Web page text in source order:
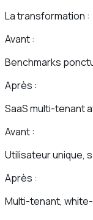
La transformation :
Avant :
Benchmarks
Après :
SaaS multi-tenant
Avant :
Utilisateur unique,
Après :
Multi-tenant,